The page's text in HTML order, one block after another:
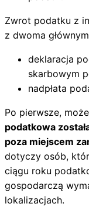
Zwrot podatku z
z dwoma
deklaracja
skarbowym
nadpłata
Po pierwsze,
podatkowa
poza miejscem
dotyczy osób,
ciągu roku
gospodarczą
lokalizacjach.